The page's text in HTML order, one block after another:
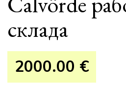
склада
2000.00 €